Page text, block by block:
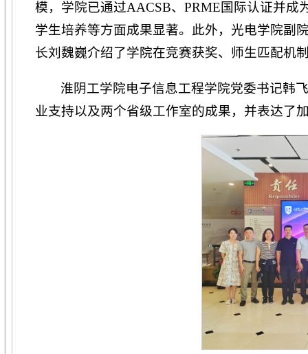
模，学院已通过AACSB、PRME国际认证并
学生培养等方面成果显著。此外，光电学院副
长刘魏巍介绍了学院在竞赛获奖、师生匹配机
淮阴工学院电子信息工程学院党委书记韩
业支持以及两个省级工作室的成果，并表达了